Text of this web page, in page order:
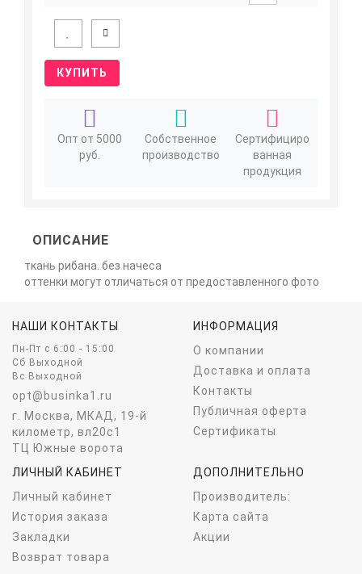
КУПИТЬ
Опт от 5000
руб.
Собственное
производство
Сертифициро
ванная
продукция
ОПИСАНИЕ
ткань рибана. без начеса
оттенки могут отличаться от предоставленного фото
НАШИ КОНТАКТЫ
Пн-Пт c 6:00 - 15:00
Сб Выходной
Вс Выходной
opt@businka1.ru
г. Москва, МКАД, 19-й
километр, вл20с1
ТЦ Южные ворота
ИНФОРМАЦИЯ
О компании
Доставка и оплата
Контакты
Публичная оферта
Сертификаты
ЛИЧНЫЙ КАБИНЕТ
Личный кабинет
История заказа
Закладки
Возврат товара
ДОПОЛНИТЕЛЬНО
Производитель:
Карта сайта
Акции